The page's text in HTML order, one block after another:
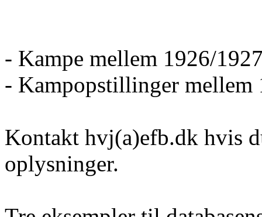
- Kampe mellem 1926/
- Kampopstillinger mellem
Kontakt hvj(a)efb.dk hvis
oplysninger.